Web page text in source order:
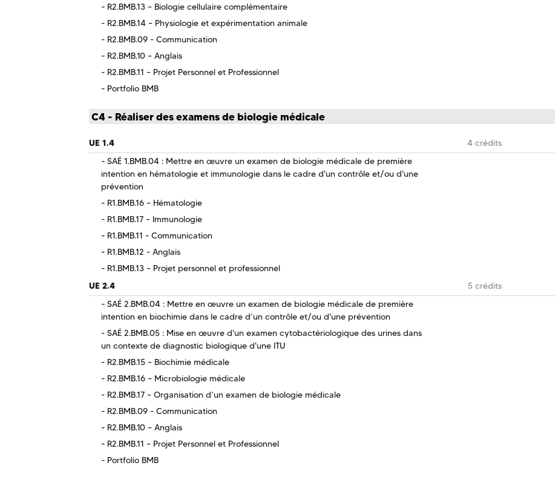
R2.BMB.13 – Biologie cellulaire complémentaire
R2.BMB.14 – Physiologie et expérimentation animale
R2.BMB.09 - Communication
R2.BMB.10 – Anglais
R2.BMB.11 – Projet Personnel et Professionnel
Portfolio BMB
C4 - Réaliser des examens de biologie médicale
UE 1.4
4 crédits
SAÉ 1.BMB.04 : Mettre en œuvre un examen de biologie médicale de première
intention en hématologie et immunologie dans le cadre d'un contrôle et/ou d'une
prévention
R1.BMB.16 – Hématologie
R1.BMB.17 – Immunologie
R1.BMB.11 - Communication
R1.BMB.12 - Anglais
R1.BMB.13 – Projet personnel et professionnel
UE 2.4
5 crédits
SAÉ 2.BMB.04 : Mettre en œuvre un examen de biologie médicale de première
intention en biochimie dans le cadre d’un contrôle et/ou d'une prévention
SAÉ 2.BMB.05 : Mise en œuvre d'un examen cytobactériologique des urines dans
un contexte de diagnostic biologique d'une ITU
R2.BMB.15 – Biochimie médicale
R2.BMB.16 – Microbiologie médicale
R2.BMB.17 – Organisation d’un examen de biologie médicale
R2.BMB.09 - Communication
R2.BMB.10 – Anglais
R2.BMB.11 – Projet Personnel et Professionnel
Portfolio BMB